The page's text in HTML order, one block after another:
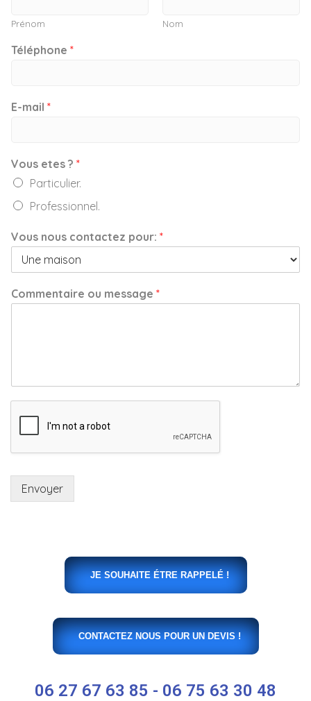
Prénom Nom
Téléphone *
E-mail *
Vous etes ? *
Particulier.
Professionnel.
Vous nous contactez pour: *
Commentaire ou message *
Envoyer
JE SOUHAITE ÉTRE RAPPELÉ !
CONTACTEZ NOUS POUR UN DEVIS !
06 27 67 63 85 - 06 75 63 30 48